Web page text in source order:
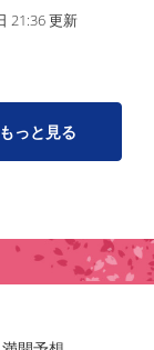
21:36 更新
っと見る